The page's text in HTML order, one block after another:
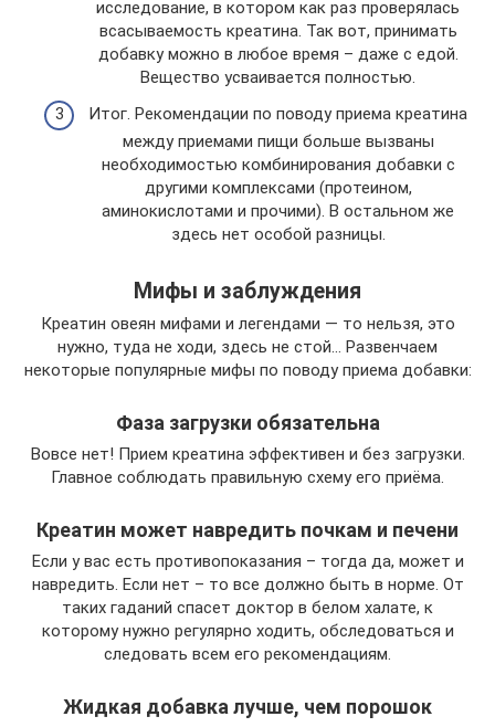
исследование, в котором как раз проверялась
всасываемость креатина. Так вот, принимать
добавку можно в любое время – даже с едой.
Вещество усваивается полностью.
Итог. Рекомендации по поводу приема креатина
между приемами пищи больше вызваны
необходимостью комбинирования добавки с
другими комплексами (протеином,
аминокислотами и прочими). В остальном же
здесь нет особой разницы.
Мифы и заблуждения
Креатин овеян мифами и легендами — то нельзя, это
нужно, туда не ходи, здесь не стой… Развенчаем
некоторые популярные мифы по поводу приема добавки:
Фаза загрузки обязательна
Вовсе нет! Прием креатина эффективен и без загрузки.
Главное соблюдать правильную схему его приёма.
Креатин может навредить почкам и печени
Если у вас есть противопоказания – тогда да, может и
навредить. Если нет – то все должно быть в норме. От
таких гаданий спасет доктор в белом халате, к
которому нужно регулярно ходить, обследоваться и
следовать всем его рекомендациям.
Жидкая добавка лучше, чем порошок